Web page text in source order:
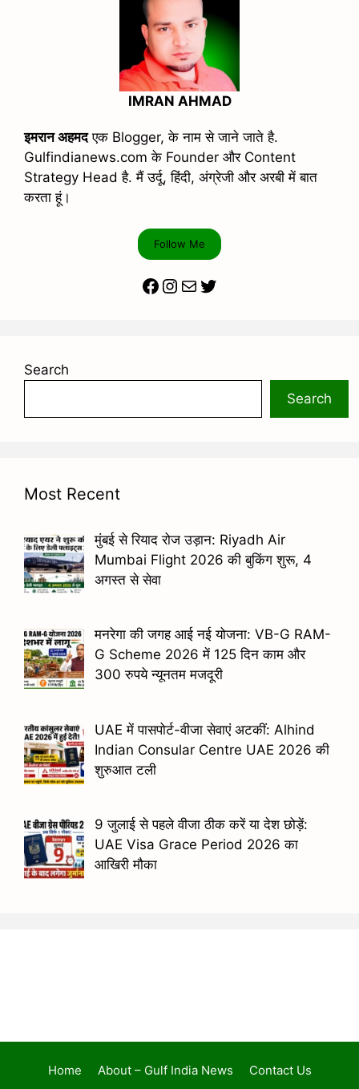
IMRAN AHMAD
इमरान अहमदएक Blogger, के नाम से जाने जाते है.
Gulfindianews.com के Founder और Content
Strategy Head है. मैं उर्दू, हिंदी, अंग्रेजी और अरबी में बात
करता हूं।
Follow Me
Facebook
Instagram
MailTwitter
Search
Search
Most Recent
मुंबई से रियाद रोज उड़ान: Riyadh Air
Mumbai Flight 2026 की बुकिंग शुरू, 4
अगस्त से सेवा
मनरेगा की जगह आई नई योजना: VB-G RAM-
G Scheme 2026 में 125 दिन काम और
300 रुपये न्यूनतम मजदूरी
UAE में पासपोर्ट-वीजा सेवाएं अटकीं: Alhind
Indian Consular Centre UAE 2026 की
शुरुआत टली
9 जुलाई से पहले वीजा ठीक करें या देश छोड़ें:
UAE Visa Grace Period 2026 का
आखिरी मौका
Home About – Gulf India News
Contact Us